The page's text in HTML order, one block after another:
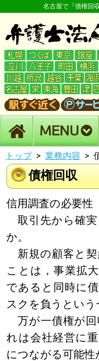
名古屋で『債権回
トップ 業務内容
債権回収
信用調査の必要性
取引先から確
か。
新規の顧客と
ことは，事業拡
であると同時に
スクを負うという
万が一債権が
れは会社経営に
につながる可能性